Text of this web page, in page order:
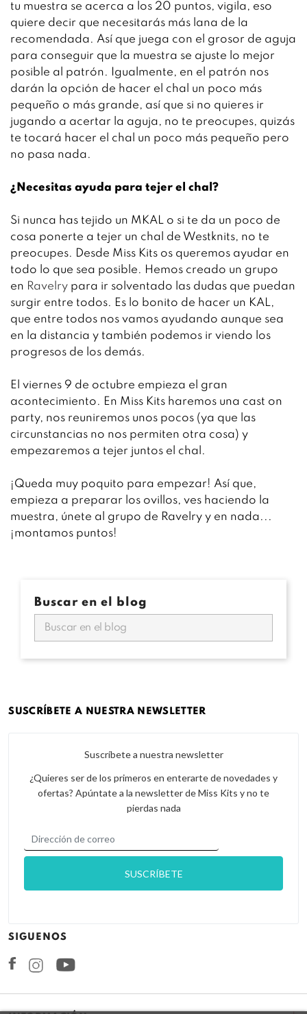
tu muestra se acerca a los 20 puntos, vigila, eso
quiere decir que necesitarás más lana de la
recomendada. Así que juega con el grosor de aguja
para conseguir que la muestra se ajuste lo mejor
posible al patrón. Igualmente, en el patrón nos
darán la opción de hacer el chal un poco más
pequeño o más grande, así que si no quieres ir
jugando a acertar la aguja, no te preocupes, quizás
te tocará hacer el chal un poco más pequeño pero
no pasa nada.
¿Necesitas ayuda para tejer el chal?
Si nunca has tejido un MKAL o si te da un poco de
cosa ponerte a tejer un chal de Westknits, no te
preocupes. Desde Miss Kits os queremos ayudar en
todo lo que sea posible. Hemos creado un grupo
en Ravelry para ir solventado las dudas que puedan
surgir entre todos. Es lo bonito de hacer un KAL,
que entre todos nos vamos ayudando aunque sea
en la distancia y también podemos ir viendo los
progresos de los demás.
El viernes 9 de octubre empieza el gran
acontecimiento. En Miss Kits haremos una cast on
party, nos reuniremos unos pocos (ya que las
circunstancias no nos permiten otra cosa) y
empezaremos a tejer juntos el chal.
¡Queda muy poquito para empezar! Así que,
empieza a preparar los ovillos, ves haciendo la
muestra, únete al grupo de Ravelry y en nada...
¡montamos puntos!
Buscar en el blog
SUSCRÍBETE A NUESTRA NEWSLETTER
Suscríbete a nuestra newsletter
¿Quieres ser de los primeros en enterarte de novedades y
ofertas? Apúntate a la newsletter de Miss Kits y no te
pierdas nada
SIGUENOS
FacebookInstagram